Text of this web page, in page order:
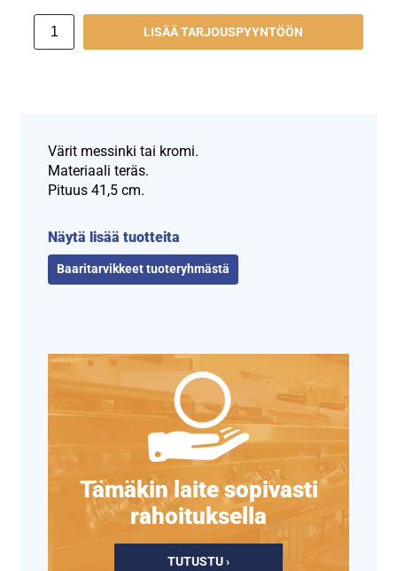
LISÄÄ TARJOUSPYYNTÖÖN
Värit messinki tai kromi.
Materiaali teräs.
Pituus 41,5 cm.
Näytä lisää tuotteita
Baaritarvikkeet tuoteryhmästä
Tämäkin laite sopivasti
rahoituksella
TUTUSTU ›